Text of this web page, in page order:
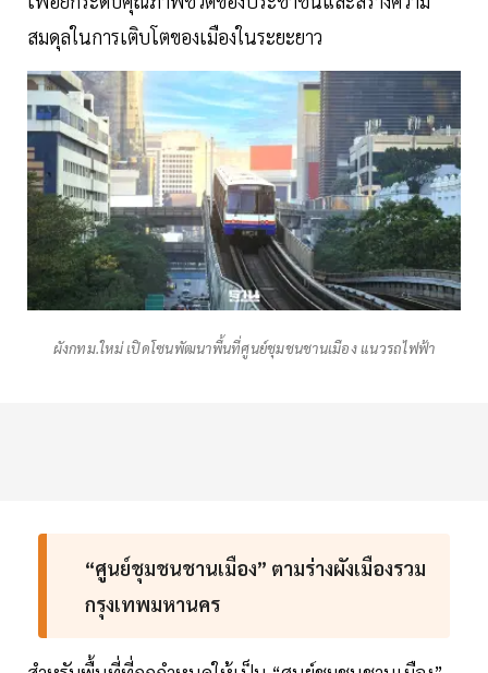
สมดุลในการเติบโตของเมืองในระยะยาว
ผังกทม.ใหม่ เปิดโซนพัฒนาพื้นที่ศูนย์ชุมชนชานเมือง แนวรถไฟฟ้า
“ศูนย์ชุมชนชานเมือง” ตามร่างผังเมืองรวม
กรุงเทพมหานคร